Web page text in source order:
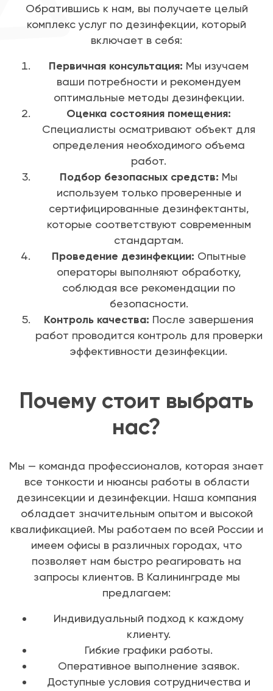
Обратившись к нам, вы получаете целый
комплекс услуг по дезинфекции, который
включает в себя:
Первичная консультация: Мы изучаем
ваши потребности и рекомендуем
оптимальные методы дезинфекции.
Оценка состояния помещения:
Специалисты осматривают объект для
определения необходимого объема
работ.
Подбор безопасных средств: Мы
используем только проверенные и
сертифицированные дезинфектанты,
которые соответствуют современным
стандартам.
Проведение дезинфекции: Опытные
операторы выполняют обработку,
соблюдая все рекомендации по
безопасности.
Контроль качества: После завершения
работ проводится контроль для проверки
эффективности дезинфекции.
Почему стоит выбрать
нас?
Мы — команда профессионалов, которая знает
все тонкости и нюансы работы в области
дезинсекции и дезинфекции. Наша компания
обладает значительным опытом и высокой
квалификацией. Мы работаем по всей России и
имеем офисы в различных городах, что
позволяет нам быстро реагировать на
запросы клиентов. В Калининграде мы
предлагаем:
Индивидуальный подход к каждому
клиенту.
Гибкие графики работы.
Оперативное выполнение заявок.
Доступные условия сотрудничества и